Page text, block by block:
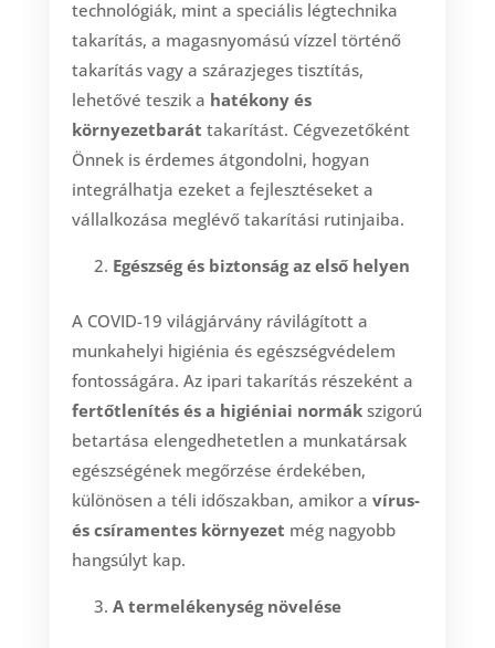
technológiák, mint a speciális légtechnika
takarítás, a magasnyomású vízzel történő
takarítás vagy a szárazjeges tisztítás,
lehetővé teszik a hatékony és
környezetbarát takarítást. Cégvezetőként
Önnek is érdemes átgondolni, hogyan
integrálhatja ezeket a fejlesztéseket a
vállalkozása meglévő takarítási rutinjaiba.
Egészség és biztonság az első helyen
A COVID-19 világjárvány rávilágított a
munkahelyi higiénia és egészségvédelem
fontosságára. Az ipari takarítás részeként a
fertőtlenítés és a higiéniai normákszigorú
betartása elengedhetetlen a munkatársak
egészségének megőrzése érdekében,
különösen a téli időszakban, amikor a vírus-
és csíramentes környezet még nagyobb
hangsúlyt kap.
A termelékenység növelése